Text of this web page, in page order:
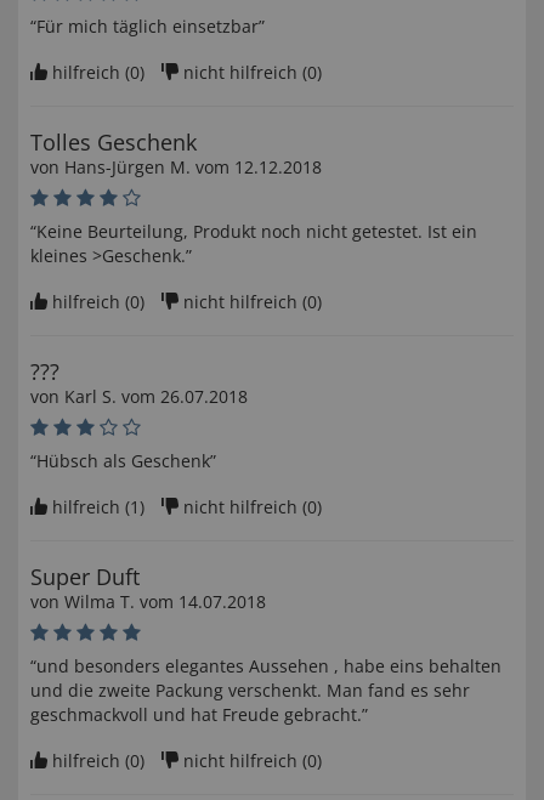
“Für mich täglich einsetzbar”
hilfreich (0) nicht hilfreich (0)
Tolles Geschenk
von Hans-Jürgen M. vom 12.12.2018
“Keine Beurteilung, Produkt noch nicht getestet. Ist ein
kleines >Geschenk.”
hilfreich (0) nicht hilfreich (0)
???
von Karl S. vom 26.07.2018
“Hübsch als Geschenk”
hilfreich (1) nicht hilfreich (0)
Super Duft
von Wilma T. vom 14.07.2018
“und besonders elegantes Aussehen , habe eins behalten
und die zweite Packung verschenkt. Man fand es sehr
geschmackvoll und hat Freude gebracht.”
hilfreich (0) nicht hilfreich (0)